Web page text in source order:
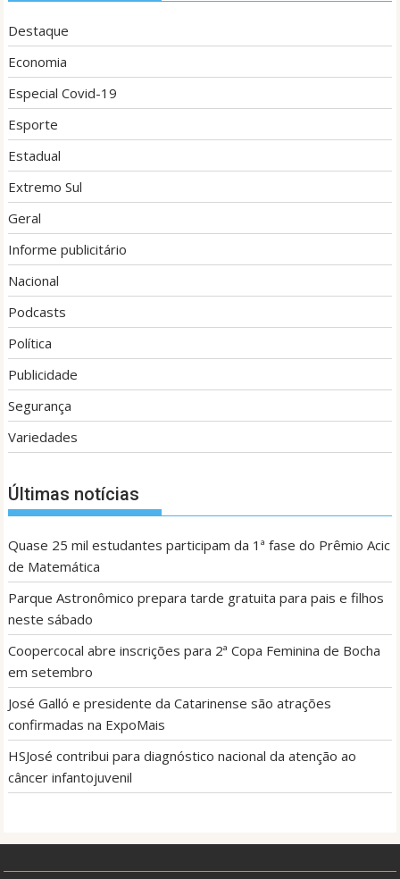
Destaque
Economia
Especial Covid-19
Esporte
Estadual
Extremo Sul
Geral
Informe publicitário
Nacional
Podcasts
Política
Publicidade
Segurança
Variedades
Últimas notícias
Quase 25 mil estudantes participam da 1ª fase do Prêmio Acic
de Matemática
Parque Astronômico prepara tarde gratuita para pais e filhos
neste sábado
Coopercocal abre inscrições para 2ª Copa Feminina de Bocha
em setembro
José Galló e presidente da Catarinense são atrações
confirmadas na ExpoMais
HSJosé contribui para diagnóstico nacional da atenção ao
câncer infantojuvenil